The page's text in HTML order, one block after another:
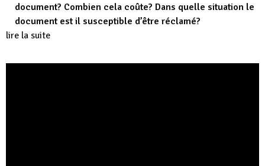
document? Combien cela coûte? Dans quelle situation le
document est il susceptible d’être réclamé?
lire la suite